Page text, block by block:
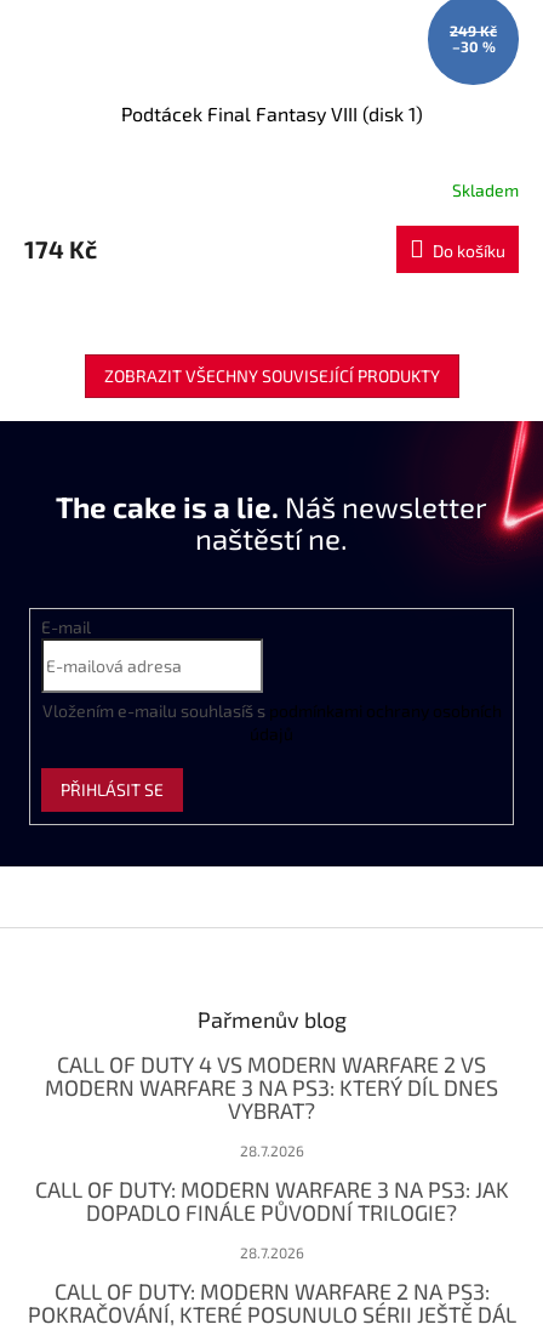
249 Kč
–30 %
Podtácek Final Fantasy VIII (disk 1)
Skladem
174 Kč Do košíku
ZOBRAZIT VŠECHNY SOUVISEJÍCÍ PRODUKTY
The cake is a lie. Náš newsletter
naštěstí ne.
E-mail
Vložením e-mailu souhlasíš s podmínkami ochrany osobních
údajů
PŘIHLÁSIT SE
Pařmenův blog
CALL OF DUTY 4 VS MODERN WARFARE 2 VS
MODERN WARFARE 3 NA PS3: KTERÝ DÍL DNES
VYBRAT?
28.7.2026
CALL OF DUTY: MODERN WARFARE 3 NA PS3: JAK
DOPADLO FINÁLE PŮVODNÍ TRILOGIE?
28.7.2026
CALL OF DUTY: MODERN WARFARE 2 NA PS3:
POKRAČOVÁNÍ, KTERÉ POSUNULO SÉRII JEŠTĚ DÁL